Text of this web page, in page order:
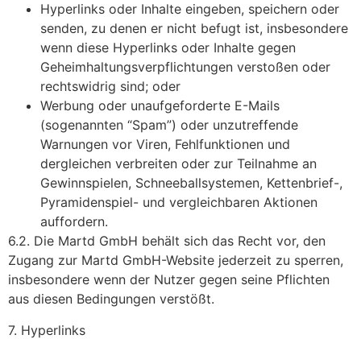
Hyperlinks oder Inhalte eingeben, speichern oder
senden, zu denen er nicht befugt ist, insbesondere
wenn diese Hyperlinks oder Inhalte gegen
Geheimhaltungsverpflichtungen verstoßen oder
rechtswidrig sind; oder
Werbung oder unaufgeforderte E-Mails
(sogenannten “Spam”) oder unzutreffende
Warnungen vor Viren, Fehlfunktionen und
dergleichen verbreiten oder zur Teilnahme an
Gewinnspielen, Schneeballsystemen, Kettenbrief-,
Pyramidenspiel- und vergleichbaren Aktionen
auffordern.
6.2. Die Martd GmbH behält sich das Recht vor, den
Zugang zur Martd GmbH-Website jederzeit zu sperren,
insbesondere wenn der Nutzer gegen seine Pflichten
aus diesen Bedingungen verstößt.
7. Hyperlinks